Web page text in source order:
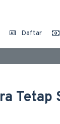
Daftar
Tetap